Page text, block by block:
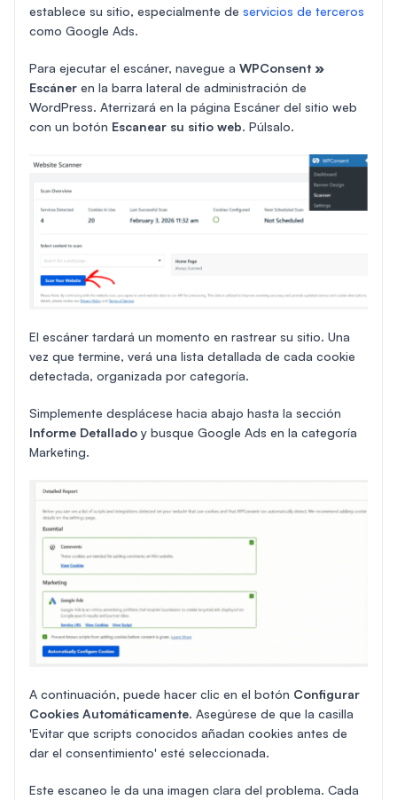
establece su sitio, especialmente de servicios de terceros
como Google Ads.
Para ejecutar el escáner, navegue a WPConsent »
Escáner en la barra lateral de administración de
WordPress. Aterrizará en la página Escáner del sitio web
con un botón Escanear su sitio web. Púlsalo.
El escáner tardará un momento en rastrear su sitio. Una
vez que termine, verá una lista detallada de cada cookie
detectada, organizada por categoría.
Simplemente desplácese hacia abajo hasta la sección
Informe Detallado y busque Google Ads en la categoría
Marketing.
A continuación, puede hacer clic en el botón Configurar
Cookies Automáticamente. Asegúrese de que la casilla
'Evitar que scripts conocidos añadan cookies antes de
dar el consentimiento' esté seleccionada.
Este escaneo le da una imagen clara del problema. Cada